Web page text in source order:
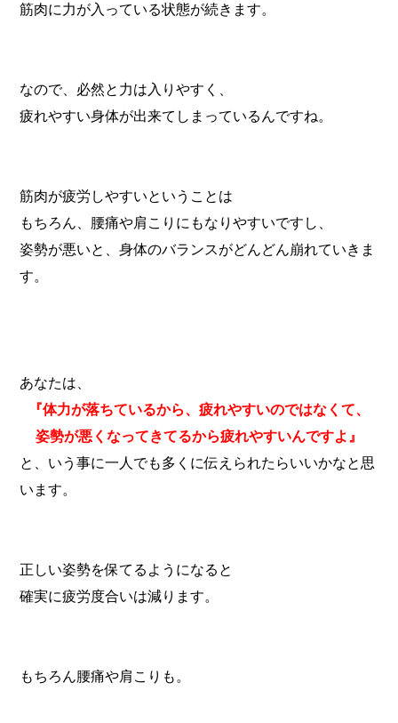
筋肉に力が入っている状態が続きます。
なので、必然と力は入りやすく、
疲れやすい身体が出来てしまっているんですね。
筋肉が疲労しやすいということは
もちろん、腰痛や肩こりにもなりやすいですし、
姿勢が悪いと、身体のバランスがどんどん崩れていきま
す。
あなたは、
『体力が落ちているから、疲れやすいのではなくて、
姿勢が悪くなってきてるから疲れやすいんですよ』
と、いう事に一人でも多くに伝えられたらいいかなと思
います。
正しい姿勢を保てるようになると
確実に疲労度合いは減ります。
もちろん腰痛や肩こりも。